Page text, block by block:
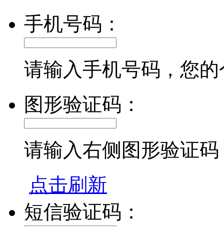
手机号码：
请输入手机号码，您
图形验证码：
请输入右侧图形验证码
点击刷新
短信验证码：